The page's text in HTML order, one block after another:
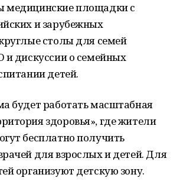
медицинские площадки с
и зарубежных
столы для семей
и дискуссии о семейных
детей.
будет работать масштабная
здоровья», где жители
бесплатно получить
для взрослых и детей. Для
организуют детскую зону.